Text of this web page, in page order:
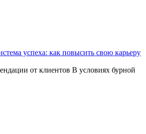
успеха: как повысить свою карьеру
от клиентов В условиях бурной